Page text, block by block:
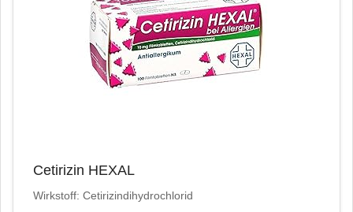
Cetirizin HEXAL
Wirkstoff: Cetirizindihydrochlorid